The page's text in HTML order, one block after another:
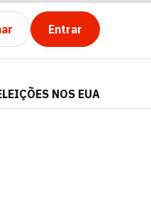
Entrar
NOS EUA